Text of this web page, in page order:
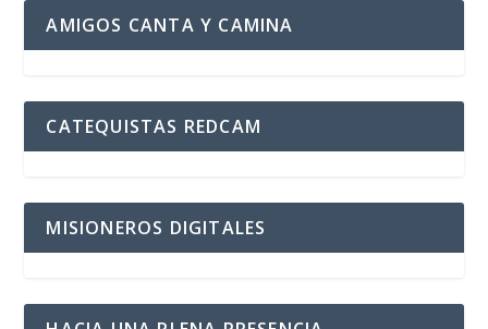
AMIGOS CANTA Y CAMINA
CATEQUISTAS REDCAM
MISIONEROS DIGITALES